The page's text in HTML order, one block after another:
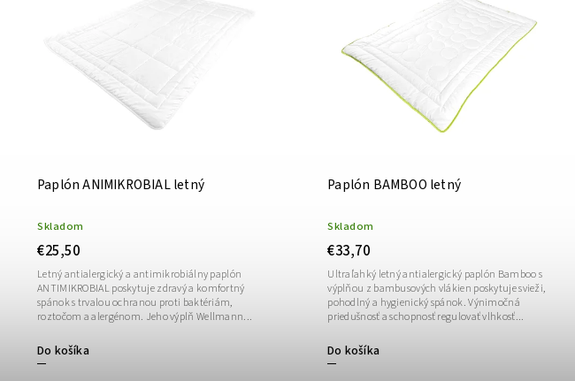
Paplón ANIMIKROBIAL letný
Skladom
€25,50
Do košíka
Letný antialergický a antimikrobiálny paplón
ANTIMIKROBIAL poskytuje zdravý a komfortný
spánok s trvalou ochranou proti baktériám,
roztočom a alergénom. Jeho výplň Wellmann...
Paplón BAMBOO letný
Skladom
€33,70
Do košíka
Ultraľahký letný antialergický paplón Bamboo s
výplňou z bambusových vlákien poskytuje svieži,
pohodlný a hygienický spánok. Výnimočná
priedušnosť a schopnosť regulovať vlhkosť...